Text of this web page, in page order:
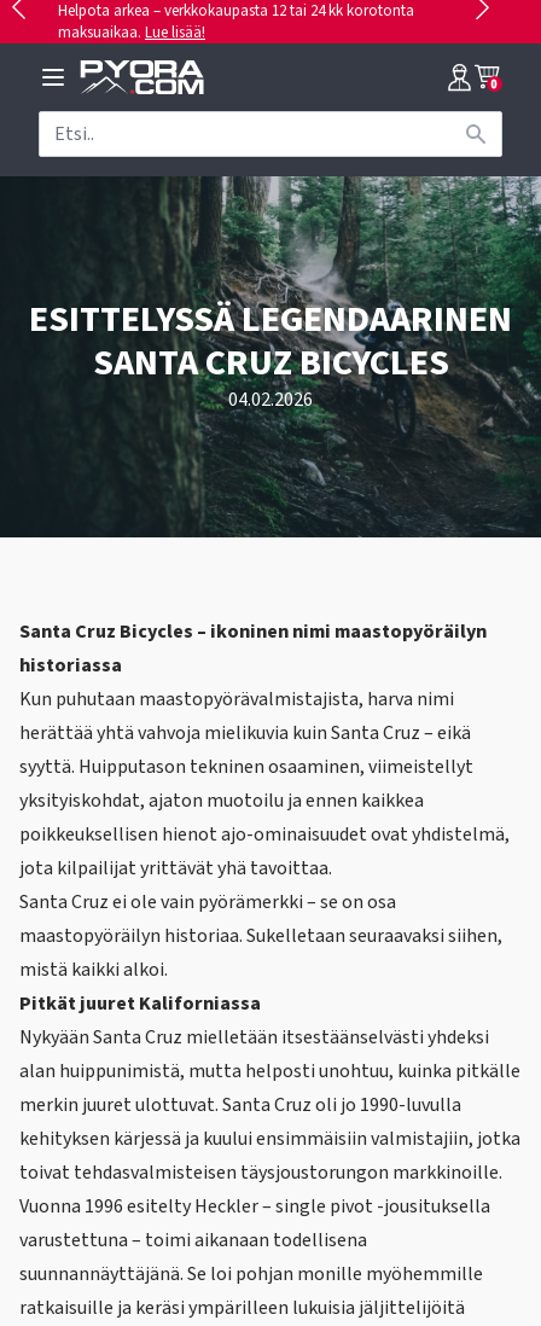
Helpota arkea – verkkokaupasta 12 tai 24 kk korotonta
maksuaikaa. Lue lisää!
0
ESITTELYSSÄ LEGENDAARINEN
SANTA CRUZ BICYCLES
04.02.2026
Santa Cruz Bicycles – ikoninen nimi maastopyöräilyn
historiassa
Kun puhutaan maastopyörävalmistajista, harva nimi
herättää yhtä vahvoja mielikuvia kuin Santa Cruz – eikä
syyttä. Huipputason tekninen osaaminen, viimeistellyt
yksityiskohdat, ajaton muotoilu ja ennen kaikkea
poikkeuksellisen hienot ajo-ominaisuudet ovat yhdistelmä,
jota kilpailijat yrittävät yhä tavoittaa.
Santa Cruz ei ole vain pyörämerkki – se on osa
maastopyöräilyn historiaa. Sukelletaan seuraavaksi siihen,
mistä kaikki alkoi.
Pitkät juuret Kaliforniassa
Nykyään Santa Cruz mielletään itsestäänselvästi yhdeksi
alan huippunimistä, mutta helposti unohtuu, kuinka pitkälle
merkin juuret ulottuvat. Santa Cruz oli jo 1990-luvulla
kehityksen kärjessä ja kuului ensimmäisiin valmistajiin, jotka
toivattehdasvalmisteisen täysjoustorungon markkinoille.
Vuonna 1996 esitelty Heckler – single pivot -jousituksella
varustettuna – toimi aikanaan todellisena
suunnannäyttäjänä. Se loi pohjan monille myöhemmille
ratkaisuille ja keräsi ympärilleen lukuisia jäljittelijöitä